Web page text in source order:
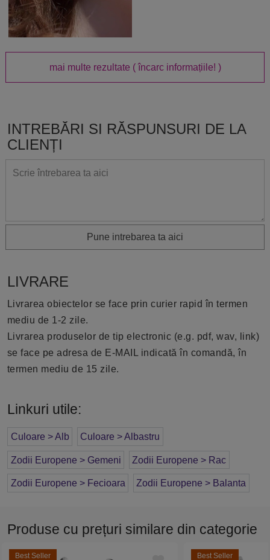
mai multe rezultate ( încarc informațiile! )
INTREBĂRI SI RĂSPUNSURI DE LA
CLIENȚI
Pune intrebarea ta aici
LIVRARE
Livrarea obiectelor se face prin curier rapid în termen
mediu de 1-2 zile.
Livrarea produselor de tip electronic (e.g. pdf, wav, link)
se face pe adresa de E-MAIL indicată în comandă, în
termen mediu de 15 zile.
Linkuri utile:
Culoare > Alb Culoare > Albastru
Zodii Europene > Gemeni Zodii Europene > Rac
Zodii Europene > Fecioara Zodii Europene > Balanta
Produse cu prețuri similare din categorie
Best Seller Best Seller